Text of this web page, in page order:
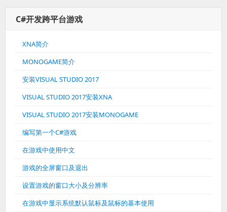
C#开发跨平台游戏
XNA简介
MONOGAME简介
安装VISUAL STUDIO 2017
VISUAL STUDIO 2017安装XNA
VISUAL STUDIO 2017安装MONOGAME
编写第一个C#游戏
在游戏中使用中文
游戏的全屏窗口及退出
设置游戏的窗口大小及分辨率
在游戏中显示系统默认鼠标及鼠标的基本使用